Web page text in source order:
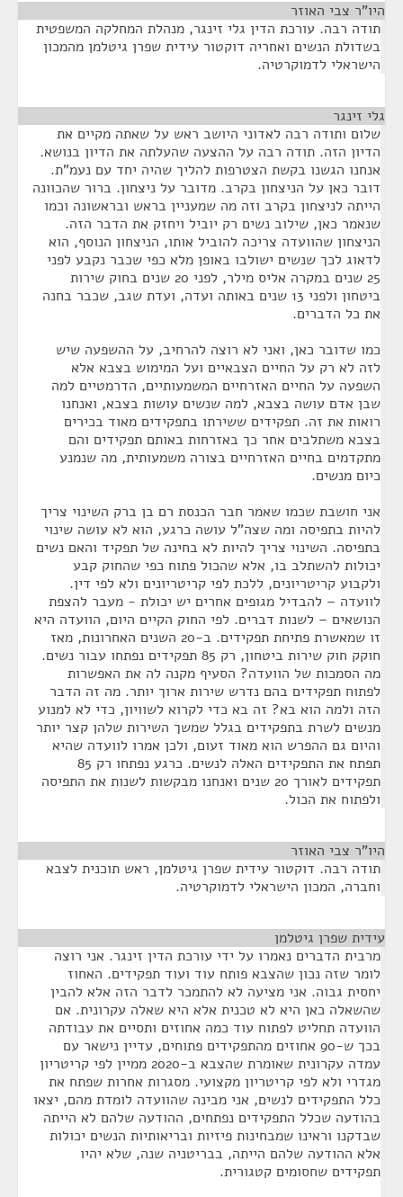
היו"ר צבי האוזר
תודה רבה. עורכת הדין גלי זינגר, מנהלת המחלקה המשפטית
בשדולת הנשים ואחריה דוקטור עידית שפרן גיטלמן מהמכון
הישראלי לדמוקרטיה.
גלי זינגר
שלום ותודה רבה לאדוני היושב ראש על שאתה מקיים את
הדיון הזה. תודה רבה על ההצעה שהעלתה את הדיון בנושא.
אנחנו הגשנו בקשת הצטרפות להליך שהיה יחד עם נעמ"ת.
דובר כאן על הניצחון בקרב. מדובר על ניצחון. ברור שהכוונה
הייתה לניצחון בקרב וזה מה שמעניין בראש ובראשונה וכמו
שנאמר כאן, שילוב נשים רק יוביל ויחזק את הדבר הזה.
הניצחון שהוועדה צריכה להוביל אותו, הניצחון הנוסף, הוא
לדאוג לכך שנשים ישולבו באופן מלא כפי שכבר נקבע לפני
25 שנים במקרה אליס מילר, לפני 20 שנים בחוק שירות
ביטחון ולפני 13 שנים באותה ועדה, ועדת שגב, שכבר בחנה
את כל הדברים.
כמו שדובר כאן, ואני לא רוצה להרחיב, על ההשפעה שיש
לזה לא רק על החיים הצבאיים ועל המימוש בצבא אלא
השפעה על החיים האזרחיים המשמעותיים, הדרמטיים למה
שבן אדם עושה בצבא, למה שנשים עושות בצבא, ואנחנו
רואות את זה. תפקידים ששירתו בתפקידים מאוד בכירים
בצבא משתלבים אחר כך באזרחות באותם תפקידים והם
מתקדמים בחיים האזרחיים בצורה משמעותית, מה שנמנע
כיום מנשים.
אני חושבת שכמו שאמר חבר הכנסת רם בן ברק השינוי צריך
להיות בתפיסה ומה שצה"ל עושה כרגע, הוא לא עושה שינוי
בתפיסה. השינוי צריך להיות לא בחינה של תפקיד והאם נשים
יכולות להשתלב בו, אלא שהכול פתוח כפי שהחוק קבע
ולקבוע קריטריונים, ללכת לפי קריטריונים ולא לפי דין.
לוועדה – להבדיל מגופים אחרים יש יכולת - מעבר להצפת
הנושאים – לשנות דברים. לפי החוק הקיים היום, הוועדה היא
זו שמאשרת פתיחת תפקידים. ב-20 השנים האחרונות, מאז
חוקק חוק שירות ביטחון, רק 85 תפקידים נפתחו עבור נשים.
מה הסמכות של הוועדה? הסעיף מקנה לה את האפשרות
לפתוח תפקידים בהם נדרש שירות ארוך יותר. מה זה הדבר
הזה ולמה הוא בא? זה בא כדי לקרוא לשוויון, כדי לא למנוע
מנשים לשרת בתפקידים בגלל שמשך השירות שלהן קצר יותר
והיום גם ההפרש הוא מאוד זעום, ולכן אמרו לוועדה שהיא
תפתח את התפקידים האלה לנשים. כרגע נפתחו רק 85
תפקידים לאורך 20 שנים ואנחנו מבקשות לשנות את התפיסה
ולפתוח את הכול.
היו"ר צבי האוזר
תודה רבה. דוקטור עידית שפרן גיטלמן, ראש תוכנית לצבא
וחברה, המכון הישראלי לדמוקרטיה.
עידית שפרן גיטלמן
מרבית הדברים נאמרו על ידי עורכת הדין זינגר. אני רוצה
לומר שזה נכון שהצבא פותח עוד ועוד תפקידים. האחוז
יחסית גבוה. אני מציעה לא להתמכר לדבר הזה אלא להבין
שהשאלה כאן היא לא טכנית אלא היא שאלה עקרונית. אם
הוועדה תחליט לפתוח עוד כמה אחוזים ותסיים את עבודתה
בכך ש-90 אחוזים מהתפקידים פתוחים, עדיין נישאר עם
עמדה עקרונית שאומרת שהצבא ב-2020 ממיין לפי קריטריון
מגדרי ולא לפי קריטריון מקצועי. מסגרות אחרות שפתח את
כלל התפקידים לנשים, אני מבינה שהוועדה לומדת מהם, יצאו
בהודעה שכלל התפקידים נפתחים, ההודעה שלהם לא הייתה
שבדקנו וראינו שמבחינות פיזיות ובריאותיות הנשים יכולות
אלא ההודעה שלהם הייתה, בבריטניה שנה, שלא יהיו
תפקידים שחסומים קטגורית.